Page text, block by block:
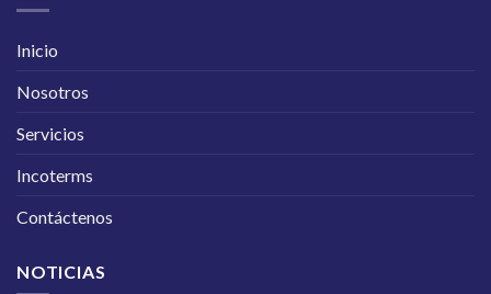
Inicio
Nosotros
Servicios
Incoterms
Contáctenos
NOTICIAS